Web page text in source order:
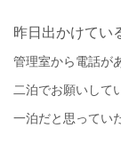
昨日出かけてい
管理室から電話が
二泊でお願いして
一泊だと思ってい